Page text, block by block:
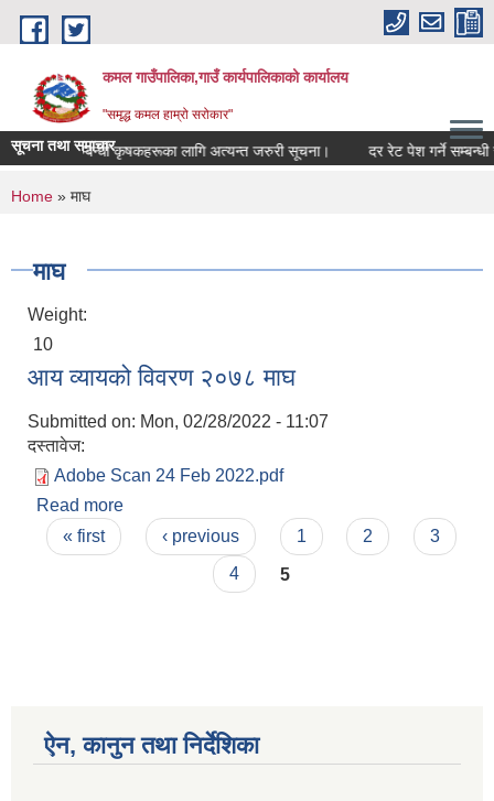
Skip to main content
कमल गाउँपालिका,गाउँ कार्यपालिकाको कार्यालय
"समृद्ध कमल हाम्रो सरोकार"
सूचना तथा समाचार
बीमा गर्ने सम्बन्धी कृषकहरूका लागि अत्यन्त जरुरी सूचना। दर रेट पेश गर्ने सम्बन्धी
You are here
Home » माघ
माघ
Weight:
10
आय व्यायको विवरण २०७८ माघ
Submitted on: Mon, 02/28/2022 - 11:07
दस्तावेज:
Adobe Scan 24 Feb 2022.pdf
Read more
Pages
« first ‹ previous 1 2
3
4
5
ऐन, कानुन तथा निर्देशिका